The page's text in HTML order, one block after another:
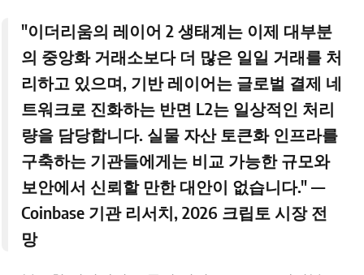
"이더리움의 레이어 2 생태계는 이제 대부분
의 중앙화 거래소보다 더 많은 일일 거래를 처
리하고 있으며, 기반 레이어는 글로벌 결제 네
트워크로 진화하는 반면 L2는 일상적인 처리
량을 담당합니다. 실물 자산 토큰화 인프라를
구축하는 기관들에게는 비교 가능한 규모와
보안에서 신뢰할 만한 대안이 없습니다." —
Coinbase 기관 리서치, 2026 크립토 시장 전
망